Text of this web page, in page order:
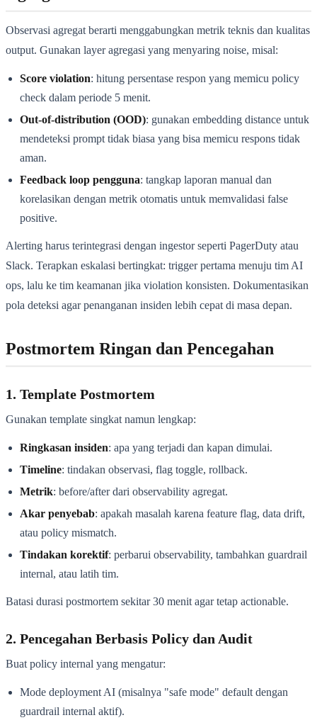
Observasi agregat berarti menggabungkan metrik teknis dan kualitas
output. Gunakan layer agregasi yang menyaring noise, misal:
Score violation: hitung persentase respon yang memicu policy
check dalam periode 5 menit.
Out-of-distribution (OOD): gunakan embedding distance untuk
mendeteksi prompt tidak biasa yang bisa memicu respons tidak
aman.
Feedback loop pengguna: tangkap laporan manual dan
korelasikan dengan metrik otomatis untuk memvalidasi false
positive.
Alerting harus terintegrasi dengan ingestor seperti PagerDuty atau
Slack. Terapkan eskalasi bertingkat: trigger pertama menuju tim AI
ops, lalu ke tim keamanan jika violation konsisten. Dokumentasikan
pola deteksi agar penanganan insiden lebih cepat di masa depan.
Postmortem Ringan dan Pencegahan
1. Template Postmortem
Gunakan template singkat namun lengkap:
Ringkasan insiden: apa yang terjadi dan kapan dimulai.
Timeline: tindakan observasi, flag toggle, rollback.
Metrik: before/after dari observability agregat.
Akar penyebab: apakah masalah karena feature flag, data drift,
atau policy mismatch.
Tindakan korektif: perbarui observability, tambahkan guardrail
internal, atau latih tim.
Batasi durasi postmortem sekitar 30 menit agar tetap actionable.
2. Pencegahan Berbasis Policy dan Audit
Buat policy internal yang mengatur:
Mode deployment AI (misalnya "safe mode" default dengan
guardrail internal aktif).